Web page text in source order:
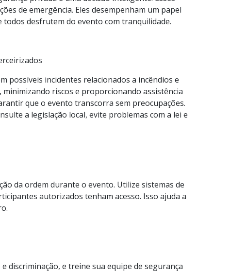
de emergência. Eles desempenham um papel
desfrutem do evento com tranquilidade.
possíveis incidentes relacionados a incêndios e
riscos e proporcionando assistência
que o evento transcorra sem preocupações.
a legislação local, evite problemas com a lei e
da ordem durante o evento. Utilize sistemas de
autorizados tenham acesso. Isso ajuda a
discriminação, e treine sua equipe de segurança